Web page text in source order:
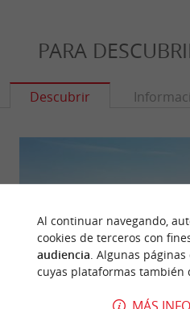
PARA
Descubrir
Al continuar navegando,
cookies de terceros con
audiencia. Algunas
cuyas plataformas también